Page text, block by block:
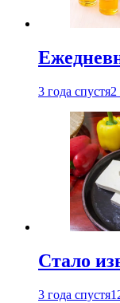
3 года спустя2
Стало
3 года спустя